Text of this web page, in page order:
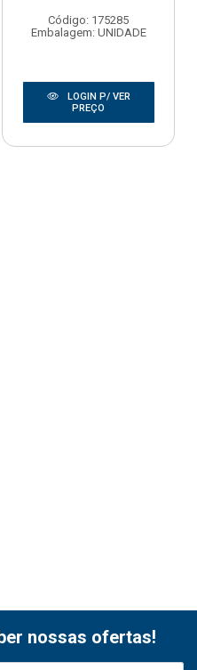
Código: 175285
Embalagem: UNIDADE
LOGIN P/ VER
PREÇO
nossas ofertas!